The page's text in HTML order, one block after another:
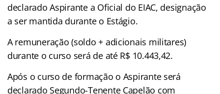
declarado Aspirante a Oficial do EIAC, designação
a ser mantida durante o Estágio.
A remuneração (soldo + adicionais militares)
durante o curso será de até R$ 10.443,42.
Após o curso de formação o Aspirante será
declarado Segundo-Tenente Capelão com